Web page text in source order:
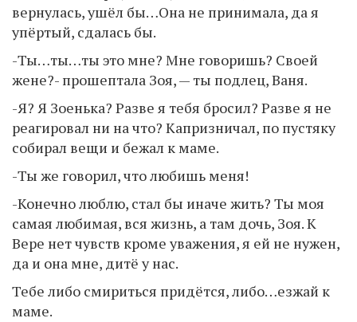
вернулась, ушёл бы…Она не принимала, да я
упёртый, сдалась бы.
-Ты…ты…ты это мне? Мне говоришь? Своей
жене?- прошептала Зоя, — ты подлец, Ваня.
-Я? Я Зоенька? Разве я тебя бросил? Разве я не
реагировал ни на что? Капризничал, по пустяку
собирал вещи и бежал к маме.
-Ты же говорил, что любишь меня!
-Конечно люблю, стал бы иначе жить? Ты моя
самая любимая, вся жизнь, а там дочь, Зоя. К
Вере нет чувств кроме уважения, я ей не нужен,
да и она мне, дитё у нас.
Тебе либо смириться придётся, либо…езжай к
маме.